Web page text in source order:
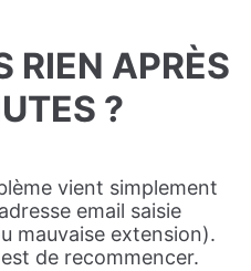
RIEN APRÈS
?
vient simplement
email saisie
mauvaise extension).
de recommencer.